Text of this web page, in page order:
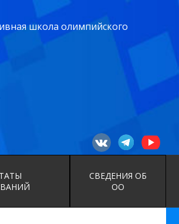
школа олимпийского
СВЕДЕНИЯ ОБ
ОО